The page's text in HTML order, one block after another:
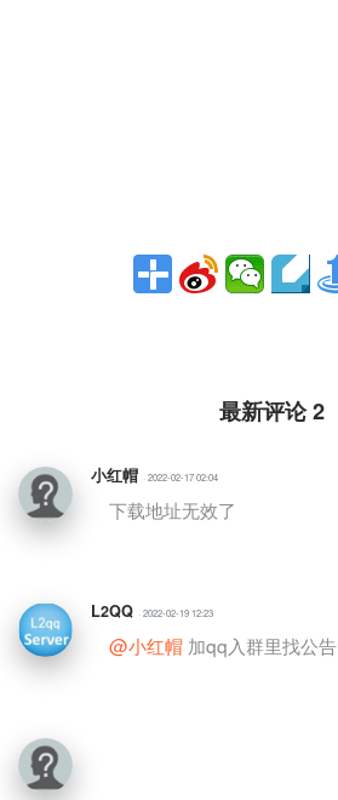
最新评论 2
小红帽 · 2022-02-17 02:04
下载地址无效了
L2QQ · 2022-02-19 12:23
@小红帽 加qq入群里找公告